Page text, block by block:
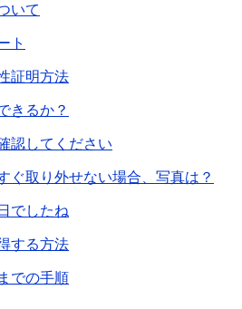
いて
ト
証明方法
きるか？
認してください
ぐ取り外せない場合、写真は？
でしたね
する方法
での手順